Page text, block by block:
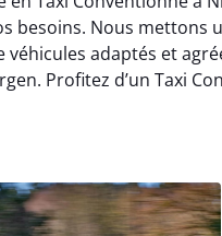
besoins. Nous mettons
adaptés et
Profitez d’un Taxi